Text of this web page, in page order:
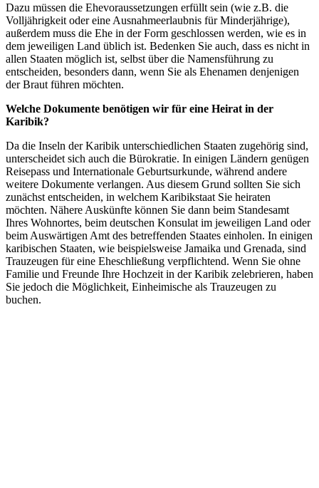
Dazu müssen die Ehevoraussetzungen erfüllt sein (wie z.B. die
Volljährigkeit oder eine Ausnahmeerlaubnis für Minderjährige),
außerdem muss die Ehe in der Form geschlossen werden, wie es in
dem jeweiligen Land üblich ist. Bedenken Sie auch, dass es nicht in
allen Staaten möglich ist, selbst über die Namensführung zu
entscheiden, besonders dann, wenn Sie als Ehenamen denjenigen
der Braut führen möchten.
Welche Dokumente benötigen wir für eine Heirat in der
Karibik?
Da die Inseln der Karibik unterschiedlichen Staaten zugehörig sind,
unterscheidet sich auch die Bürokratie. In einigen Ländern genügen
Reisepass und Internationale Geburtsurkunde, während andere
weitere Dokumente verlangen. Aus diesem Grund sollten Sie sich
zunächst entscheiden, in welchem Karibikstaat Sie heiraten
möchten. Nähere Auskünfte können Sie dann beim Standesamt
Ihres Wohnortes, beim deutschen Konsulat im jeweiligen Land oder
beim Auswärtigen Amt des betreffenden Staates einholen. In einigen
karibischen Staaten, wie beispielsweise Jamaika und Grenada, sind
Trauzeugen für eine Eheschließung verpflichtend. Wenn Sie ohne
Familie und Freunde Ihre Hochzeit in der Karibik zelebrieren, haben
Sie jedoch die Möglichkeit, Einheimische als Trauzeugen zu
buchen.